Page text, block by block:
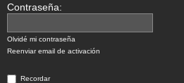
Contraseña:
Olvidé mi contraseña
Reenviar email de activación
Recordar